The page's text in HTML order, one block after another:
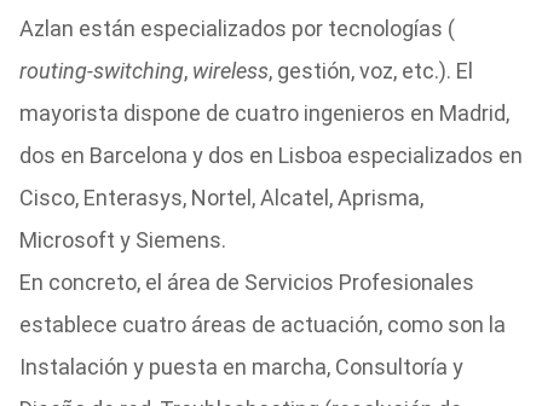
Azlan están especializados por tecnologías (
routing-switching, wireless, gestión, voz, etc.). El
mayorista dispone de cuatro ingenieros en Madrid,
dos en Barcelona y dos en Lisboa especializados en
Cisco, Enterasys, Nortel, Alcatel, Aprisma,
Microsoft y Siemens.
En concreto, el área de Servicios Profesionales
establece cuatro áreas de actuación, como son la
Instalación y puesta en marcha, Consultoría y